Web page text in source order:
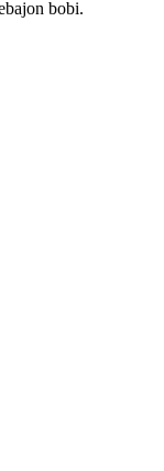
bobi.